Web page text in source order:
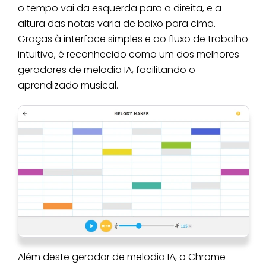
o tempo vai da esquerda para a direita, e a
altura das notas varia de baixo para cima.
Graças à interface simples e ao fluxo de trabalho
intuitivo, é reconhecido como um dos melhores
geradores de melodia IA, facilitando o
aprendizado musical.
Além deste gerador de melodia IA, o Chrome